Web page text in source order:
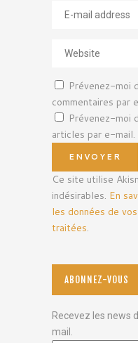
Prévenez-moi
commentaires par
Prévenez-moi
articles par e-mail.
Ce site utilise
indésirables. En
les données de
traitées.
ABONNEZ-VOUS
Recevez les news
mail.